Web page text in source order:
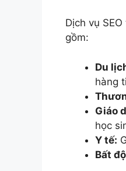
Dịch vụ
gồm:
Du
hàng
Giáo
học
Y tế:
Bất